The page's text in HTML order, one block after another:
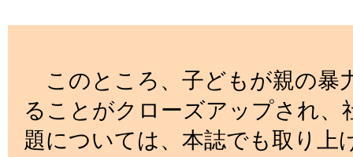
このところ、子どもが親の暴
ることがクローズアップされ
題については、本誌でも取り上